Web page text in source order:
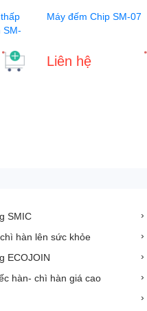
SM-
Máy đếm Chip SM-07
Liên hệ
SMIC
hàn lên sức khỏe
ECOJOIN
hàn- chì hàn giá cao